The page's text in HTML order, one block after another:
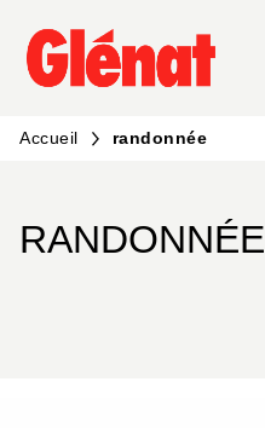
MENU RECHERCHE
PIED DE PAGE
Accueil randonnée
RANDONNÉE